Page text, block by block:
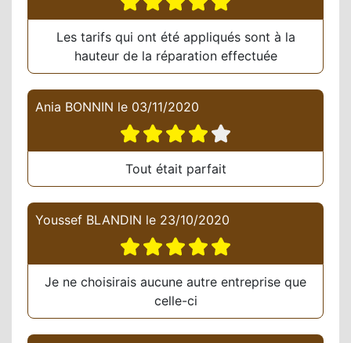
Les tarifs qui ont été appliqués sont à la
hauteur de la réparation effectuée
Ania BONNIN le 03/11/2020
Tout était parfait
Youssef BLANDIN le 23/10/2020
Je ne choisirais aucune autre entreprise que
celle-ci